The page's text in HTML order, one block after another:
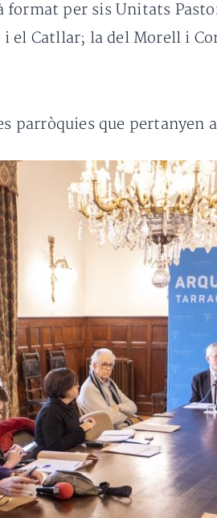
format per sis Unitats
i el Catllar; la del Morell i
parròquies que pertanyen